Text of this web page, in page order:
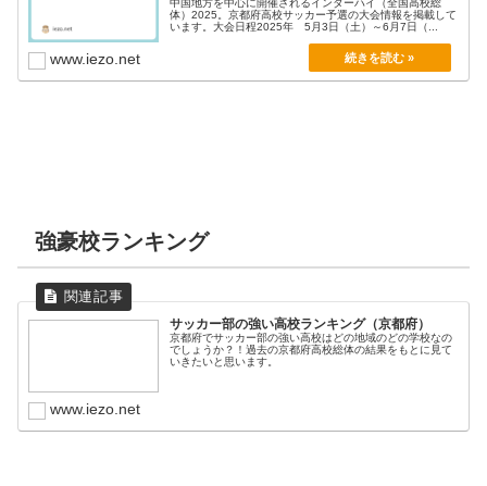
中国地方を中心に開催されるインターハイ（全国高校総
体）2025。京都府高校サッカー予選の大会情報を掲載して
います。大会日程2025年 5月3日（土）～6月7日（...
www.iezo.net
強豪校ランキング
サッカー部の強い高校ランキング（京都府）
京都府でサッカー部の強い高校はどの地域のどの学校なの
でしょうか？！過去の京都府高校総体の結果をもとに見て
いきたいと思います。
www.iezo.net